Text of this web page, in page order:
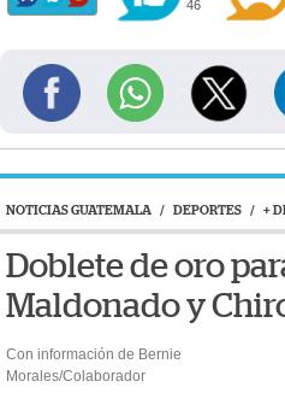
46
NOTICIAS GUATEMALA / DEPORTES / +
Doblete de oro
Maldonado y
Con información de Bernie
Morales/Colaborador